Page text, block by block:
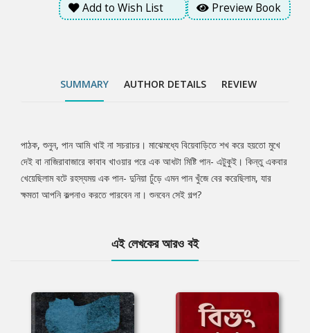
Add to Wish List Preview Book
SUMMARY AUTHOR DETAILS REVIEW
Tab
Article
পাঠক, শুনুন, পান আমি খাই না সচরাচর। মাঝেমধ্যে বিয়েবাড়িতে শখ করে হয়তো মুখে
দেই বা নাজিরাবাজারে কাবাব খাওয়ার পরে এক আধটা মিষ্টি পান- এটুকুই। কিন্তু একবার
খেয়েছিলাম বটে রহস্যময় এক পান- দুনিয়া ঢুঁড়ে এমন পান খুঁজে বের করেছিলাম, যার
ক্ষমতা আপনি কল্পনাও করতে পারবেন না। শুনবেন সেই গল্প?
এই লেখকের আরও বই